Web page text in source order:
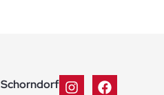
Schorndorfer